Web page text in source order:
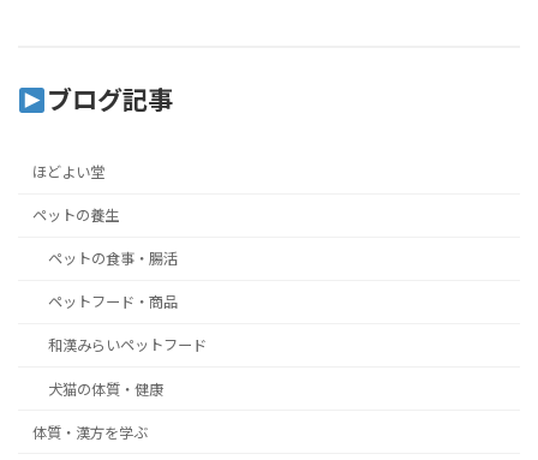
ブログ記事
ほどよい堂
ペットの養生
ペットの食事・腸活
ペットフード・商品
和漢みらいペットフード
犬猫の体質・健康
体質・漢方を学ぶ